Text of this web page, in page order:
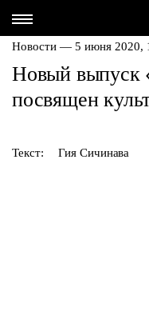
Новости — 5 июня 2020,
Новый выпуск
посвящен
Текст: Гия Сичинава